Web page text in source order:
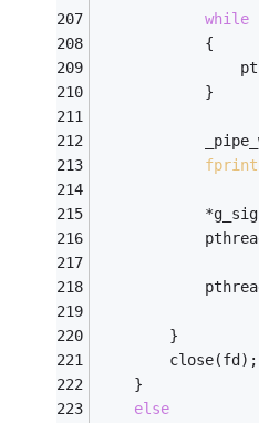
while
			{
			}
		}
		close(fd);
	}
else